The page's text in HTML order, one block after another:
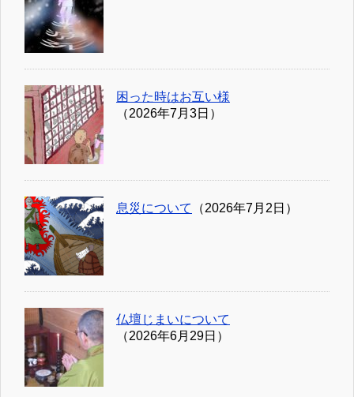
困った時はお互い様
（2026年7月3日）
息災について （2026年7月2日）
仏壇じまいについて
（2026年6月29日）